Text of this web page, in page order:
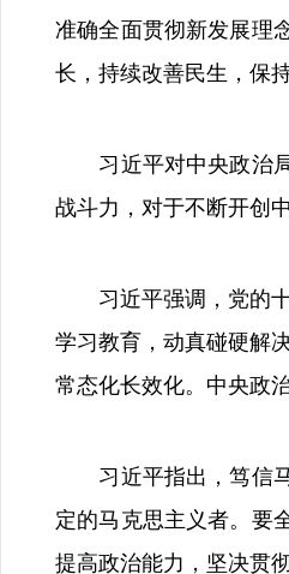
准确全面贯彻新发展理
长，持续改善民生，保
习近平对中央政治局
战斗力，对于不断开创
习近平强调，党的十
学习教育，动真碰硬解
常态化长效化。中央政
习近平指出，笃信马
定的马克思主义者。要
提高政治能力，坚决贯